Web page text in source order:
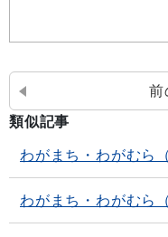
前
類似記事
わがまち・わがむら
わがまち・わがむら